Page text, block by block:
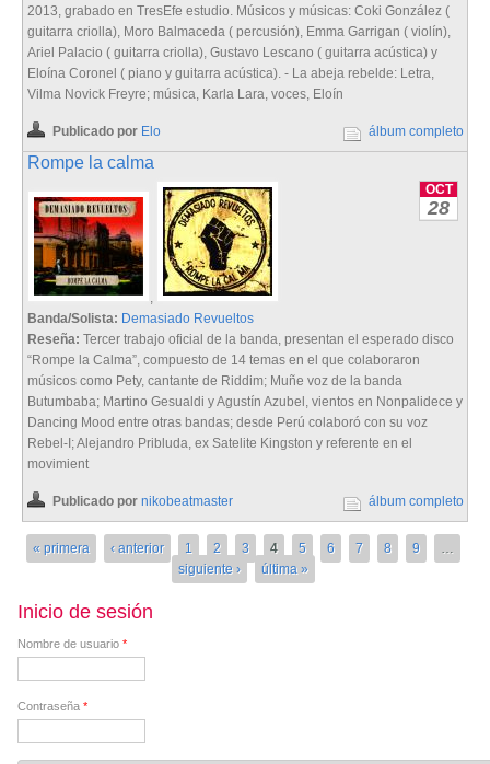
2013, grabado en TresEfe estudio. Músicos y músicas: Coki González (
guitarra criolla), Moro Balmaceda ( percusión), Emma Garrigan ( violín),
Ariel Palacio ( guitarra criolla), Gustavo Lescano ( guitarra acústica) y
Eloína Coronel ( piano y guitarra acústica). - La abeja rebelde: Letra,
Vilma Novick Freyre; música, Karla Lara, voces, Eloín
Publicado por Elo álbum completo
Rompe la calma
OCT
28
,
Banda/Solista: Demasiado Revueltos
Reseña: Tercer trabajo oficial de la banda, presentan el esperado disco
“Rompe la Calma”, compuesto de 14 temas en el que colaboraron
músicos como Pety, cantante de Riddim; Muñe voz de la banda
Butumbaba; Martino Gesualdi y Agustín Azubel, vientos en Nonpalidece y
Dancing Mood entre otras bandas; desde Perú colaboró con su voz
Rebel-I; Alejandro Pribluda, ex Satelite Kingston y referente en el
movimient
Publicado por nikobeatmaster álbum completo
Páginas
« primera ‹ anterior 1 2 3 4 5 6 7 8 9
…
siguiente ›
última »
Inicio de sesión
Nombre de usuario *
Contraseña *